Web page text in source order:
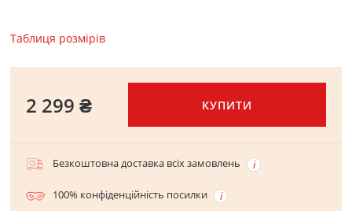
2 299 ₴ КУПИТИ
Безкоштовна доставка всіх замовлень
100% конфіденційність посилки
Таблиця розмірів